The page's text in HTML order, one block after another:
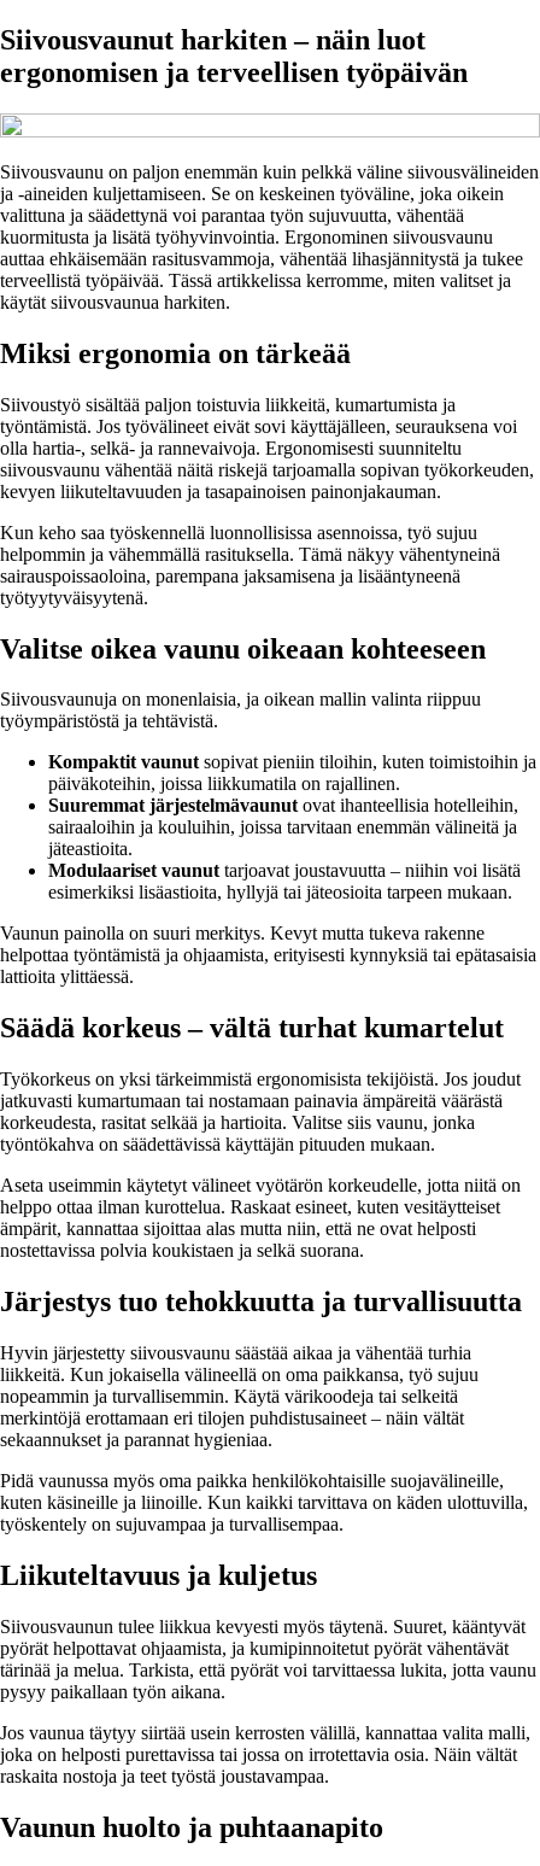
Siivousvaunut harkiten – näin luot
ergonomisen ja terveellisen työpäivän
Siivousvaunu on paljon enemmän kuin pelkkä väline siivousvälineiden
ja -aineiden kuljettamiseen. Se on keskeinen työväline, joka oikein
valittuna ja säädettynä voi parantaa työn sujuvuutta, vähentää
kuormitusta ja lisätä työhyvinvointia. Ergonominen siivousvaunu
auttaa ehkäisemään rasitusvammoja, vähentää lihasjännitystä ja tukee
terveellistä työpäivää. Tässä artikkelissa kerromme, miten valitset ja
käytät siivousvaunua harkiten.
Miksi ergonomia on tärkeää
Siivoustyö sisältää paljon toistuvia liikkeitä, kumartumista ja
työntämistä. Jos työvälineet eivät sovi käyttäjälleen, seurauksena voi
olla hartia-, selkä- ja rannevaivoja. Ergonomisesti suunniteltu
siivousvaunu vähentää näitä riskejä tarjoamalla sopivan työkorkeuden,
kevyen liikuteltavuuden ja tasapainoisen painonjakauman.
Kun keho saa työskennellä luonnollisissa asennoissa, työ sujuu
helpommin ja vähemmällä rasituksella. Tämä näkyy vähentyneinä
sairauspoissaoloina, parempana jaksamisena ja lisääntyneenä
työtyytyväisyytenä.
Valitse oikea vaunu oikeaan kohteeseen
Siivousvaunuja on monenlaisia, ja oikean mallin valinta riippuu
työympäristöstä ja tehtävistä.
Kompaktit vaunutsopivat pieniin tiloihin, kuten toimistoihin ja
päiväkoteihin, joissa liikkumatila on rajallinen.
Suuremmat järjestelmävaunutovat ihanteellisia hotelleihin,
sairaaloihin ja kouluihin, joissa tarvitaan enemmän välineitä ja
jäteastioita.
Modulaariset vaunuttarjoavat joustavuutta – niihin voi lisätä
esimerkiksi lisäastioita, hyllyjä tai jäteosioita tarpeen mukaan.
Vaunun painolla on suuri merkitys. Kevyt mutta tukeva rakenne
helpottaa työntämistä ja ohjaamista, erityisesti kynnyksiä tai epätasaisia
lattioita ylittäessä.
Säädä korkeus – vältä turhat kumartelut
Työkorkeus on yksi tärkeimmistä ergonomisista tekijöistä. Jos joudut
jatkuvasti kumartumaan tai nostamaan painavia ämpäreitä väärästä
korkeudesta, rasitat selkää ja hartioita. Valitse siis vaunu, jonka
työntökahva on säädettävissä käyttäjän pituuden mukaan.
Aseta useimmin käytetyt välineet vyötärön korkeudelle, jotta niitä on
helppo ottaa ilman kurottelua. Raskaat esineet, kuten vesitäytteiset
ämpärit, kannattaa sijoittaa alas mutta niin, että ne ovat helposti
nostettavissa polvia koukistaen ja selkä suorana.
Järjestys tuo tehokkuutta ja turvallisuutta
Hyvin järjestetty siivousvaunu säästää aikaa ja vähentää turhia
liikkeitä. Kun jokaisella välineellä on oma paikkansa, työ sujuu
nopeammin ja turvallisemmin. Käytä värikoodeja tai selkeitä
merkintöjä erottamaan eri tilojen puhdistusaineet – näin vältät
sekaannukset ja parannat hygieniaa.
Pidä vaunussa myös oma paikka henkilökohtaisille suojavälineille,
kuten käsineille ja liinoille. Kun kaikki tarvittava on käden ulottuvilla,
työskentely on sujuvampaa ja turvallisempaa.
Liikuteltavuus ja kuljetus
Siivousvaunun tulee liikkua kevyesti myös täytenä. Suuret, kääntyvät
pyörät helpottavat ohjaamista, ja kumipinnoitetut pyörät vähentävät
tärinää ja melua. Tarkista, että pyörät voi tarvittaessa lukita, jotta vaunu
pysyy paikallaan työn aikana.
Jos vaunua täytyy siirtää usein kerrosten välillä, kannattaa valita malli,
joka on helposti purettavissa tai jossa on irrotettavia osia. Näin vältät
raskaita nostoja ja teet työstä joustavampaa.
Vaunun huolto ja puhtaanapito